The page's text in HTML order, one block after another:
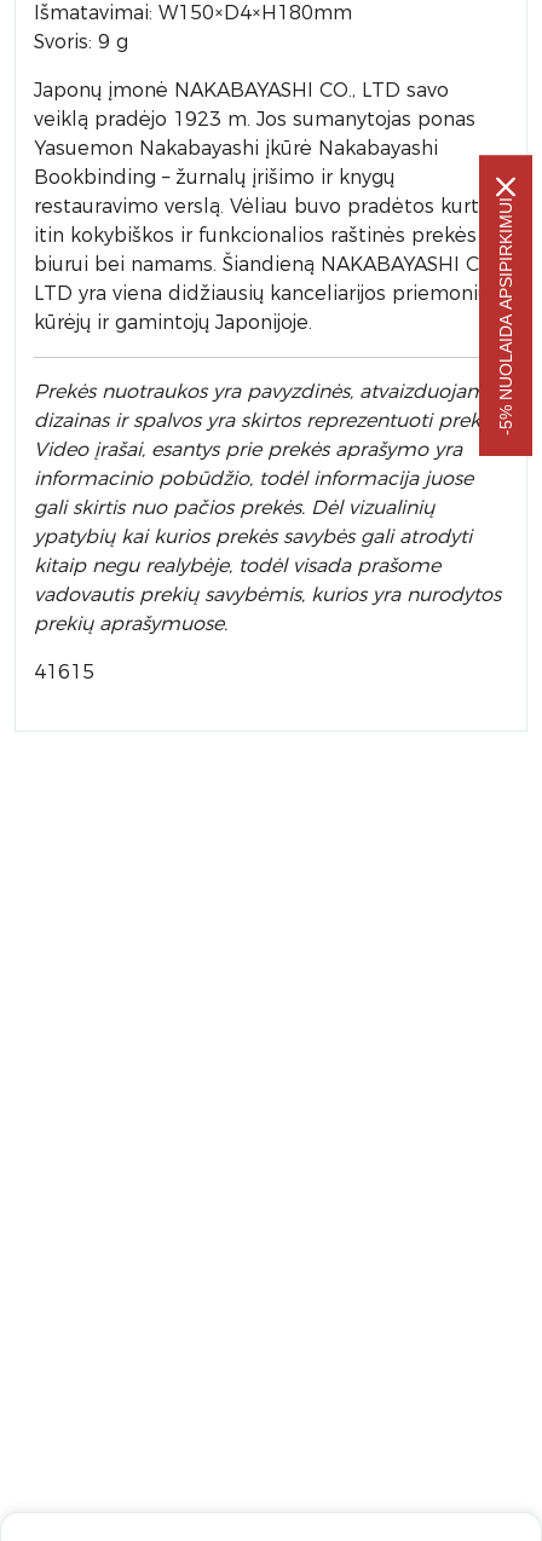
Išmatavimai: W150×D4×H180mm
Svoris: 9 g
Japonų įmonė NAKABAYASHI CO., LTD savo
veiklą pradėjo 1923 m. Jos sumanytojas ponas
Yasuemon Nakabayashi įkūrė Nakabayashi
Bookbinding – žurnalų įrišimo ir knygų
restauravimo verslą. Vėliau buvo pradėtos kurti
itin kokybiškos ir funkcionalios raštinės prekės
biurui bei namams. Šiandieną NAKABAYASHI CO.,
LTD yra viena didžiausių kanceliarijos priemonių
kūrėjų ir gamintojų Japonijoje.
Prekės nuotraukos yra pavyzdinės, atvaizduojamas
dizainas ir spalvos yra skirtos reprezentuoti prekę.
Video įrašai, esantys prie prekės aprašymo yra
informacinio pobūdžio, todėl informacija juose
gali skirtis nuo pačios prekės. Dėl vizualinių
ypatybių kai kurios prekės savybės gali atrodyti
kitaip negu realybėje, todėl visada prašome
vadovautis prekių savybėmis, kurios yra nurodytos
prekių aprašymuose.
41615
-5% NUOLAIDA APSIPIRKIMUI